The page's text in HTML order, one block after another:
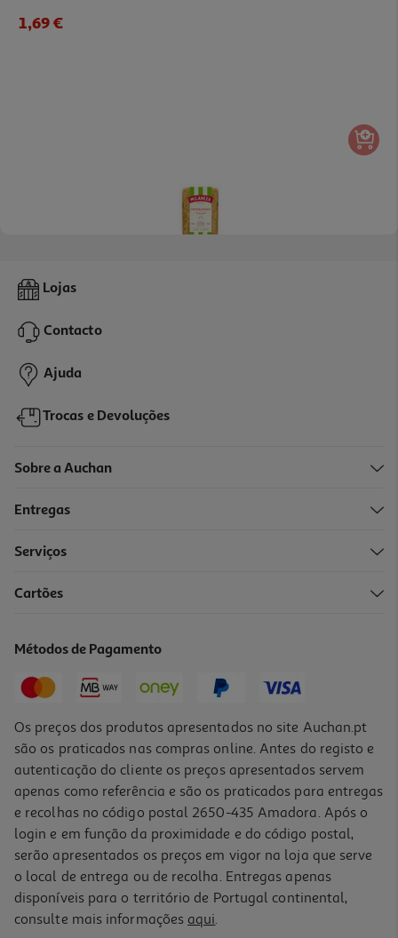
1,69 €
Massa Milaneza Cotovelinhos Finos 500g
1,65 €
Massa Milaneza Cotovelos Finos 500g
Lojas
Contacto
Ajuda
Trocas e Devoluções
Sobre a Auchan
Entregas
Serviços
Cartões
Métodos de Pagamento
Os preços dos produtos apresentados no site Auchan.pt
são os praticados nas compras online. Antes do registo e
autenticação do cliente os preços apresentados servem
apenas como referência e são os praticados para entregas
e recolhas no código postal 2650-435 Amadora. Após o
login e em função da proximidade e do código postal,
serão apresentados os preços em vigor na loja que serve
o local de entrega ou de recolha. Entregas apenas
disponíveis para o território de Portugal continental,
consulte mais informações aqui.